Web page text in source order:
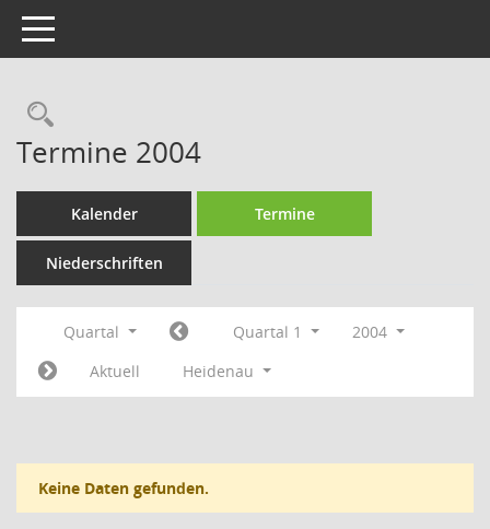
Toggle navigation
Rechercheauswahl
Termine 2004
Kalender Termine
Niederschriften
Quartal Quartal 1
2004
Aktuell
Heidenau
Keine Daten gefunden.